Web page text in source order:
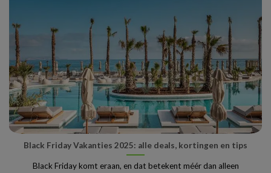
Black Friday Vakanties 2025: alle deals, kortingen en tips
Black Friday komt eraan, en dat betekent méér dan alleen